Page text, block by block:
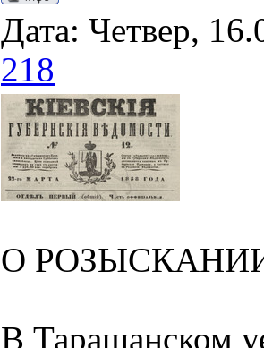
Дата: Четвер,
218
О
В Таращанском